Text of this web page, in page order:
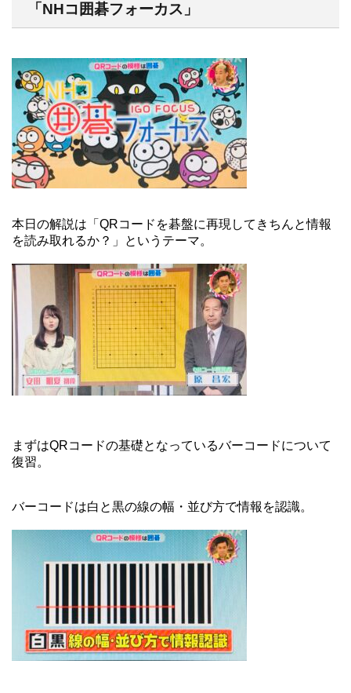
「NHコ囲碁フォーカス」
本日の解説は「QRコードを碁盤に再現してきちんと情報
を読み取れるか？」というテーマ。
まずはQRコードの基礎となっているバーコードについて
復習。
バーコードは白と黒の線の幅・並び方で情報を認識。